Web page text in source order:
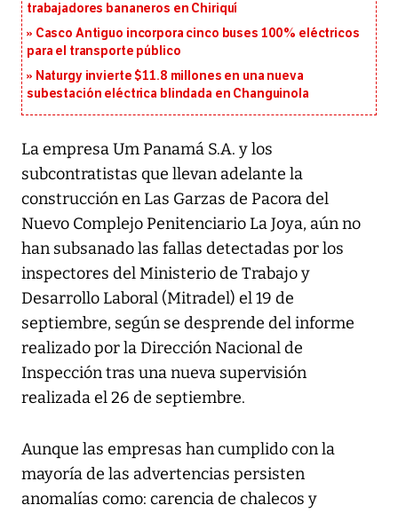
trabajadores bananeros en Chiriquí
Casco Antiguo incorpora cinco buses 100% eléctricos
para el transporte público
Naturgy invierte $11.8 millones en una nueva
subestación eléctrica blindada en Changuinola
La empresa Um Panamá S.A. y los
subcontratistas que llevan adelante la
construcción en Las Garzas de Pacora del
Nuevo Complejo Penitenciario La Joya, aún no
han subsanado las fallas detectadas por los
inspectores del Ministerio de Trabajo y
Desarrollo Laboral (Mitradel) el 19 de
septiembre, según se desprende del informe
realizado por la Dirección Nacional de
Inspección tras una nueva supervisión
realizada el 26 de septiembre.
Aunque las empresas han cumplido con la
mayoría de las advertencias persisten
anomalías como: carencia de chalecos y